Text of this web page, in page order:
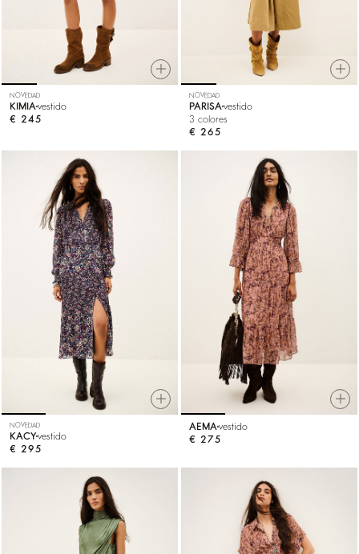
NOVEDAD
KIMIA vestido
€ 245
NOVEDAD
PARISA vestido
3 colores
€ 265
NOVEDAD
KACYvestido
€ 295
AEMA vestido
€ 275